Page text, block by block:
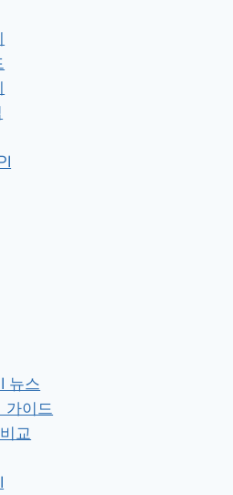
뉴스
가이드
교